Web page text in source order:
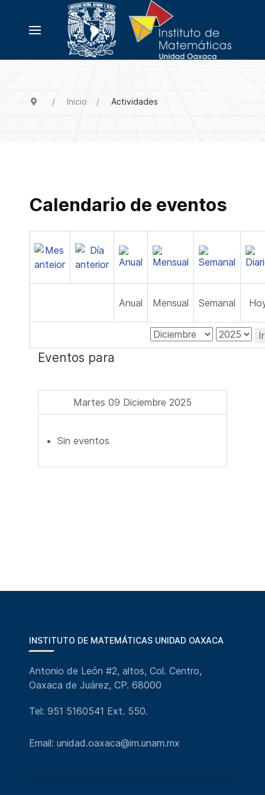
Inicio Actividades
Calendario de eventos
Anual Mensual Semanal
Eventos para
Martes 09 Diciembre 2025
Sin eventos
INSTITUTO DE MATEMÁTICAS UNIDAD OAXACA
Antonio de León #2, altos, Col. Centro,
Oaxaca de Juárez, CP. 68000
Tel: 951 5160541 Ext. 550.
Email: unidad.oaxaca@im.unam.mx